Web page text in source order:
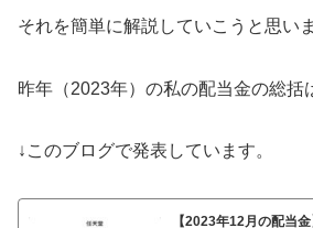
それを簡単に解説していこうと思いま
昨年（2023年）の私の配当金の総括
↓このブログで発表しています。
【2023年12月の配当